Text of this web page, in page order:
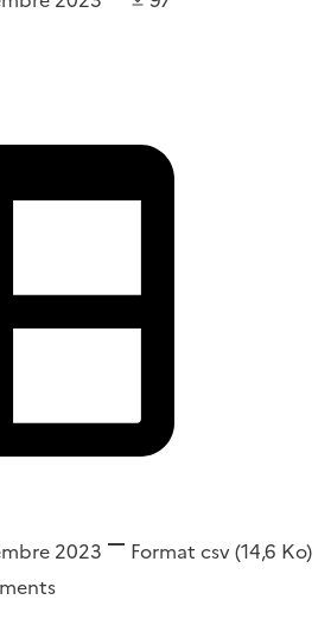
2023 Format csv(14,6 Ko)